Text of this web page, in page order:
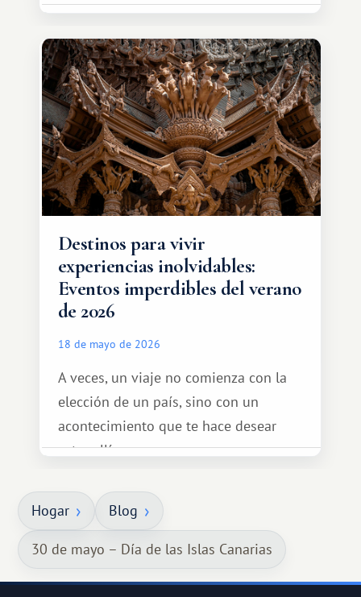
oportunidades que ofrece el sistema
de intercambio son mucho más
amplias. Entre ellas se encuentra
África, un continente que ofrece una
experiencia de viaje completamente
diferente.
Destinos para vivir
experiencias inolvidables:
Eventos imperdibles del verano
de 2026
18 de mayo de 2026
A veces, un viaje no comienza con la
elección de un país, sino con un
acontecimiento que te hace desear
estar allí...
Hogar Blog
30 de mayo – Día de las Islas Canarias